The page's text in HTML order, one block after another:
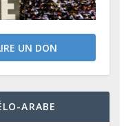
UN DON
ARABE